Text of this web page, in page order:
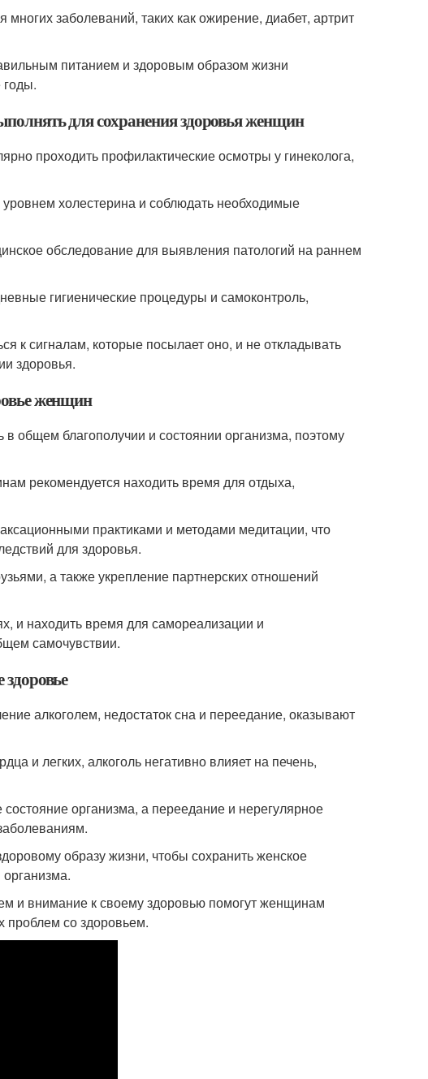
многих заболеваний, таких как ожирение, диабет, артрит
питанием и здоровым образом жизни
годы.
для сохранения здоровья женщин
проходить профилактические осмотры у гинеколога,
холестерина и соблюдать необходимые
обследование для выявления патологий на раннем
гигиенические процедуры и самоконтроль,
к сигналам, которые посылает оно, и не откладывать
здоровья.
женщин
общем благополучии и состоянии организма, поэтому
рекомендуется находить время для отдыха,
практиками и методами медитации, что
для здоровья.
а также укрепление партнерских отношений
и находить время для самореализации и
самочувствии.
алкоголем, недостаток сна и переедание, оказывают
и легких, алкоголь негативно влияет на печень,
организма, а переедание и нерегулярное
образу жизни, чтобы сохранить женское
и внимание к своему здоровью помогут женщинам
проблем со здоровьем.